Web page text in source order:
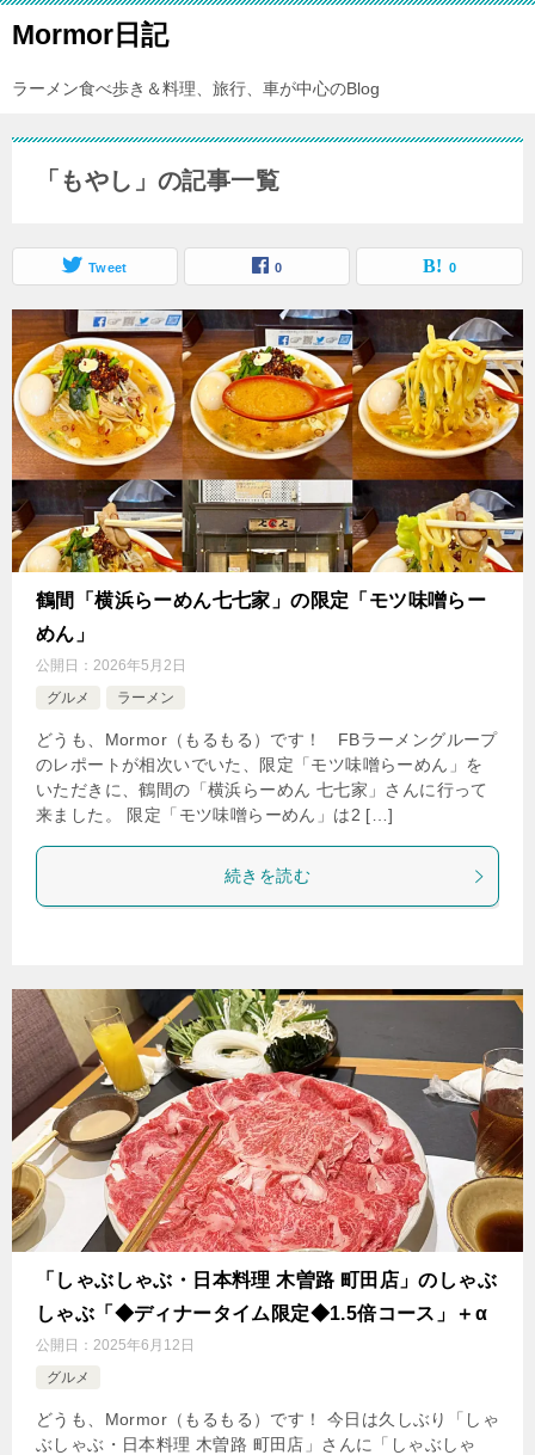
Mormor日記
ラーメン食べ歩き＆料理、旅行、車が中心のBlog
「もやし」の記事一覧
Tweet 0 0
鶴間「横浜らーめん七七家」の限定「モツ味噌らー
めん」
公開日： 2026年5月2日
グルメ
ラーメン
どうも、Mormor（もるもる）です！ FBラーメングループ
のレポートが相次いでいた、限定「モツ味噌らーめん」を
いただきに、鶴間の「横浜らーめん 七七家」さんに行って
来ました。 限定「モツ味噌らーめん」は2 […]
続きを読む
「しゃぶしゃぶ・日本料理 木曽路 町田店」のしゃぶ
しゃぶ「◆ディナータイム限定◆1.5倍コース」＋α
公開日： 2025年6月12日
グルメ
どうも、Mormor（もるもる）です！ 今日は久しぶり「しゃ
ぶしゃぶ・日本料理 木曽路 町田店」さんに「しゃぶしゃ